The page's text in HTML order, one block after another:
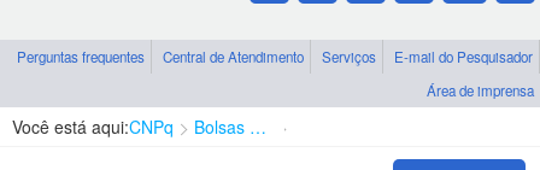
Perguntas frequentes Central de Atendimento Serviços
E-mail do Pesquisador
Área de imprensa
Você está aqui:CNPq Bolsas e Auxílios Vigentes